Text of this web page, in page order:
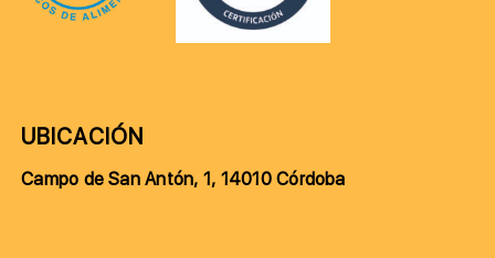
UBICACIÓN
Campo de San Antón, 1, 14010 Córdoba